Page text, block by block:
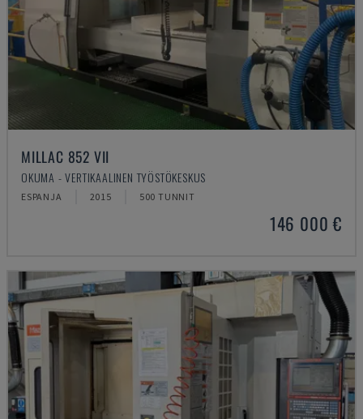
MILLAC 852 VII
OKUMA - VERTIKAALINEN TYÖSTÖKESKUS
ESPANJA 2015 500 TUNNIT
146 000 €